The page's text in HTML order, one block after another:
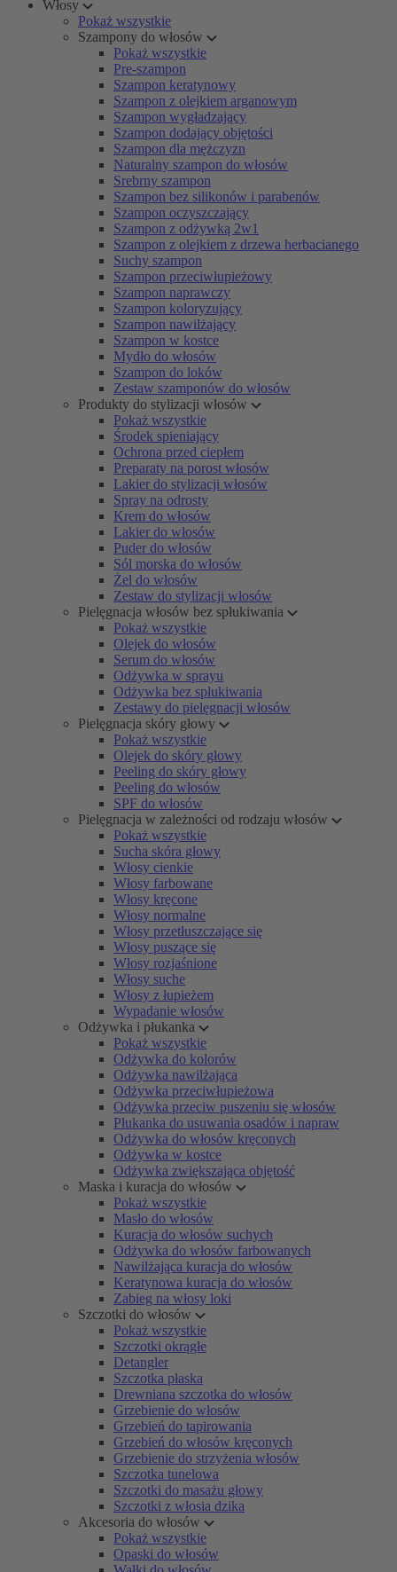
Włosy
Pokaż wszystkie
Szampony do włosów
Pokaż wszystkie
Pre-szampon
Szampon keratynowy
Szampon z olejkiem arganowym
Szampon wygładzający
Szampon dodający objętości
Szampon dla mężczyzn
Naturalny szampon do włosów
Srebrny szampon
Szampon bez silikonów i parabenów
Szampon oczyszczający
Szampon z odżywką 2w1
Szampon z olejkiem z drzewa herbacianego
Suchy szampon
Szampon przeciwłupieżowy
Szampon naprawczy
Szampon koloryzujący
Szampon nawilżający
Szampon w kostce
Mydło do włosów
Szampon do loków
Zestaw szamponów do włosów
Produkty do stylizacji włosów
Pokaż wszystkie
Środek spieniający
Ochrona przed ciepłem
Preparaty na porost włosów
Lakier do stylizacji włosów
Spray na odrosty
Krem do włosów
Lakier do włosów
Puder do włosów
Sól morska do włosów
Żel do włosów
Zestaw do stylizacji włosów
Pielęgnacja włosów bez spłukiwania
Pokaż wszystkie
Olejek do włosów
Serum do włosów
Odżywka w sprayu
Odżywka bez spłukiwania
Zestawy do pielęgnacji włosów
Pielęgnacja skóry głowy
Pokaż wszystkie
Olejek do skóry głowy
Peeling do skóry głowy
Peeling do włosów
SPF do włosów
Pielęgnacja w zależności od rodzaju włosów
Pokaż wszystkie
Sucha skóra głowy
Włosy cienkie
Włosy farbowane
Włosy kręcone
Włosy normalne
Włosy przetłuszczające się
Włosy puszące się
Włosy rozjaśnione
Włosy suche
Włosy z łupieżem
Wypadanie włosów
Odżywka i płukanka
Pokaż wszystkie
Odżywka do kolorów
Odżywka nawilżająca
Odżywka przeciwłupieżowa
Odżywka przeciw puszeniu się włosów
Płukanka do usuwania osadów i napraw
Odżywka do włosów kręconych
Odżywka w kostce
Odżywka zwiększająca objętość
Maska i kuracja do włosów
Pokaż wszystkie
Masło do włosów
Kuracja do włosów suchych
Odżywka do włosów farbowanych
Nawilżająca kuracja do włosów
Keratynowa kuracja do włosów
Zabieg na włosy loki
Szczotki do włosów
Pokaż wszystkie
Szczotki okrągłe
Detangler
Szczotka płaska
Drewniana szczotka do włosów
Grzebienie do włosów
Grzebień do tapirowania
Grzebień do włosów kręconych
Grzebienie do strzyżenia włosów
Szczotka tunelowa
Szczotki do masażu głowy
Szczotki z włosia dzika
Akcesoria do włosów
Pokaż wszystkie
Opaski do włosów